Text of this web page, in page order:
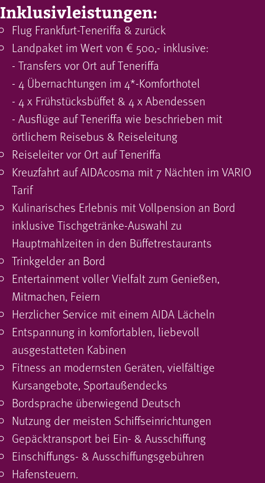
Inklusivleistungen:
Flug Frankfurt-Teneriffa & zurück
Landpaket im Wert von € 500,- inklusive:
- Transfers vor Ort auf Teneriffa
- 4 Übernachtungen im 4*-Komforthotel
- 4 x Frühstücksbüffet & 4 x Abendessen
- Ausflüge auf Teneriffa wie beschrieben mit
örtlichem Reisebus & Reiseleitung
Reiseleiter vor Ort auf Teneriffa
Kreuzfahrt auf AIDAcosma mit 7 Nächten im VARIO
Tarif
Kulinarisches Erlebnis mit Vollpension an Bord
inklusive Tischgetränke-Auswahl zu
Hauptmahlzeiten in den Büffetrestaurants
Trinkgelder an Bord
Entertainment voller Vielfalt zum Genießen,
Mitmachen, Feiern
Herzlicher Service mit einem AIDA Lächeln
Entspannung in komfortablen, liebevoll
ausgestatteten Kabinen
Fitness an modernsten Geräten, vielfältige
Kursangebote, Sportaußendecks
Bordsprache überwiegend Deutsch
Nutzung der meisten Schiffseinrichtungen
Gepäcktransport bei Ein- & Ausschiffung
Einschiffungs- & Ausschiffungsgebühren
Hafensteuern.